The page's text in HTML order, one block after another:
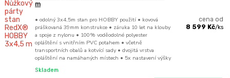
m
• odolný 3x4,5m stan pro HOBBY použití • kovová
práškovaná 39mm konstrukce • záruka 10 let na klouby
a spoje z nylonu • 100% voděodolné polyester
opláštění s vnitřním PVC potahem • včetně
transportních obalů a kotvící sady • dvojitá vrstva
opláštění na namáhaných místech • 5x nastavení výšky
cena od
8 599 Kč/ks
Skladem